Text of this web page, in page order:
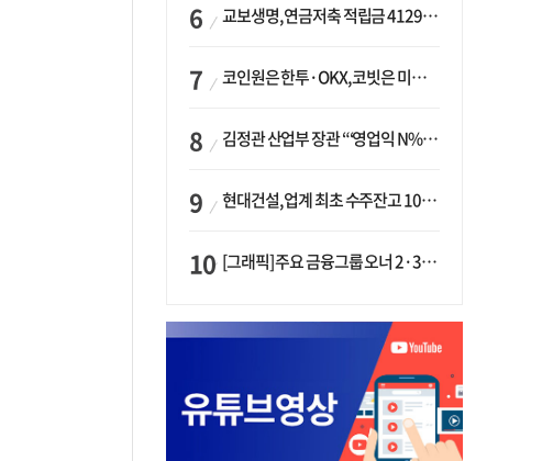
교보생명, 연금저축 적립금 4129억 증가 ‘1위’…KB라이프는 최대 감소율
코인원은 한투·OKX, 코빗은 미래에셋…중소 거래소 ‘금융 동맹’ 승부수
김정관 산업부 장관 “‘영업익 N% 성과급’ 지급 반대…주주·투자자 이익 반해”
현대건설, 업계 최초 수주잔고 100조 돌파…하반기 ‘원전’ 수주 드라이브
[그래픽] 주요 금융그룹 오너 2·3세 현황